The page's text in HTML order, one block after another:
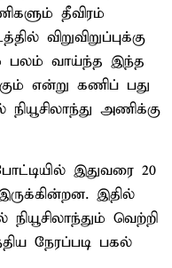
தீவிரம்
விறுவிறுப்புக்கு
பலம் வாய்ந்த இந்த
என்று கணிப் பது
அணிக்கு
இதுவரை 20
இதில்
வெற்றி
நேரப்படி பகல்